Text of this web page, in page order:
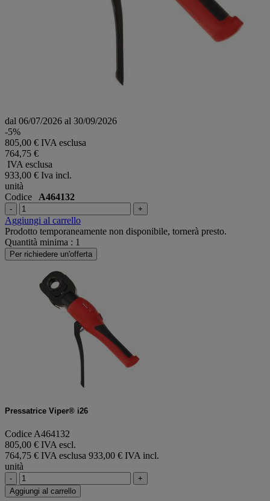
dal 06/07/2026 al 30/09/2026
-5%
805,00 € IVA esclusa
764,75 €
IVA esclusa
933,00 € Iva incl.
unità
Codice A464132
- +
Aggiungi al carrello
Prodotto temporaneamente non disponibile, tornerà presto.
Quantità minima : 1
Per richiedere un'offerta
Pressatrice Viper® i26
Codice A464132
805,00 € IVA escl.
764,75 € IVA esclusa 933,00 € IVA incl.
unità
-
+
Aggiungi al carrello